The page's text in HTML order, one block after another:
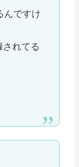
んですけ
れてる